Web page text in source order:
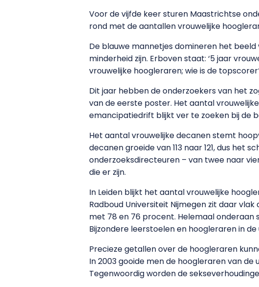
Voor de vijfde keer sturen Maastrichtse
rond met de aantallen vrouwelijke
De blauwe mannetjes domineren het
minderheid zijn. Erboven staat: ‘5 jaar
vrouwelijke hoogleraren; wie is de
Dit jaar hebben de onderzoekers van het
van de eerste poster. Het aantal
emancipatiedrift blijkt ver te zoeken bij de
Het aantal vrouwelijke decanen stemt
decanen groeide van 113 naar 121, dus het
onderzoeksdirecteuren – van twee naar
die er zijn.
In Leiden blijkt het aantal vrouwelijke
Radboud Universiteit Nijmegen zit daar
met 78 en 76 procent. Helemaal
Bijzondere leerstoelen en hoogleraren in
Precieze getallen over de hoogleraren
In 2003 gooide men de hoogleraren van
Tegenwoordig worden de